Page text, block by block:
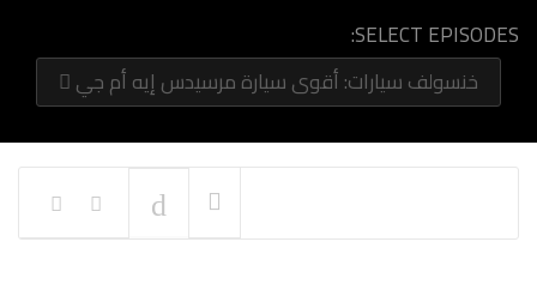
NOW PLAYING
SELECT EPISODES:
خنسولف سيارات: أقوى سيارة مرسيدس إيه أم جي